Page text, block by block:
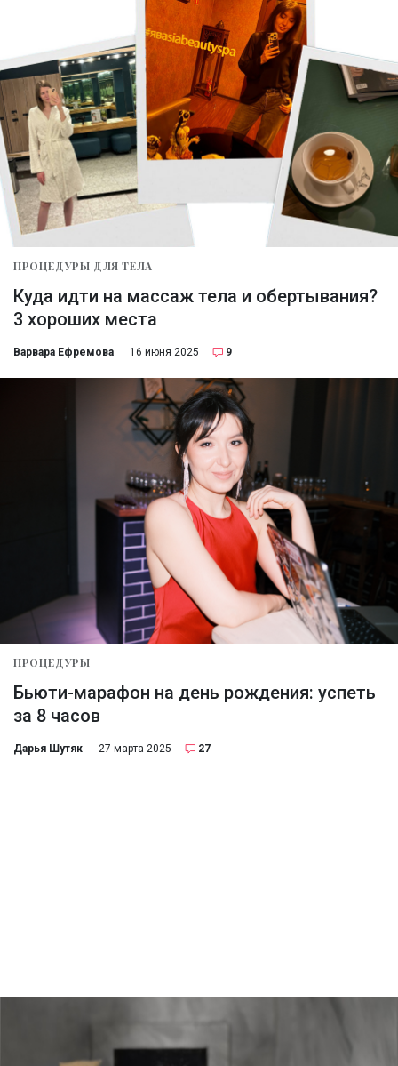
ПРОЦЕДУРЫ ДЛЯ ТЕЛА
Куда идти на массаж тела и обертывания?
3 хороших места
Варвара Ефремова 16 июня 2025 9
ПРОЦЕДУРЫ
Бьюти-марафон на день рождения: успеть
за 8 часов
Дарья Шутяк 27 марта 2025 27